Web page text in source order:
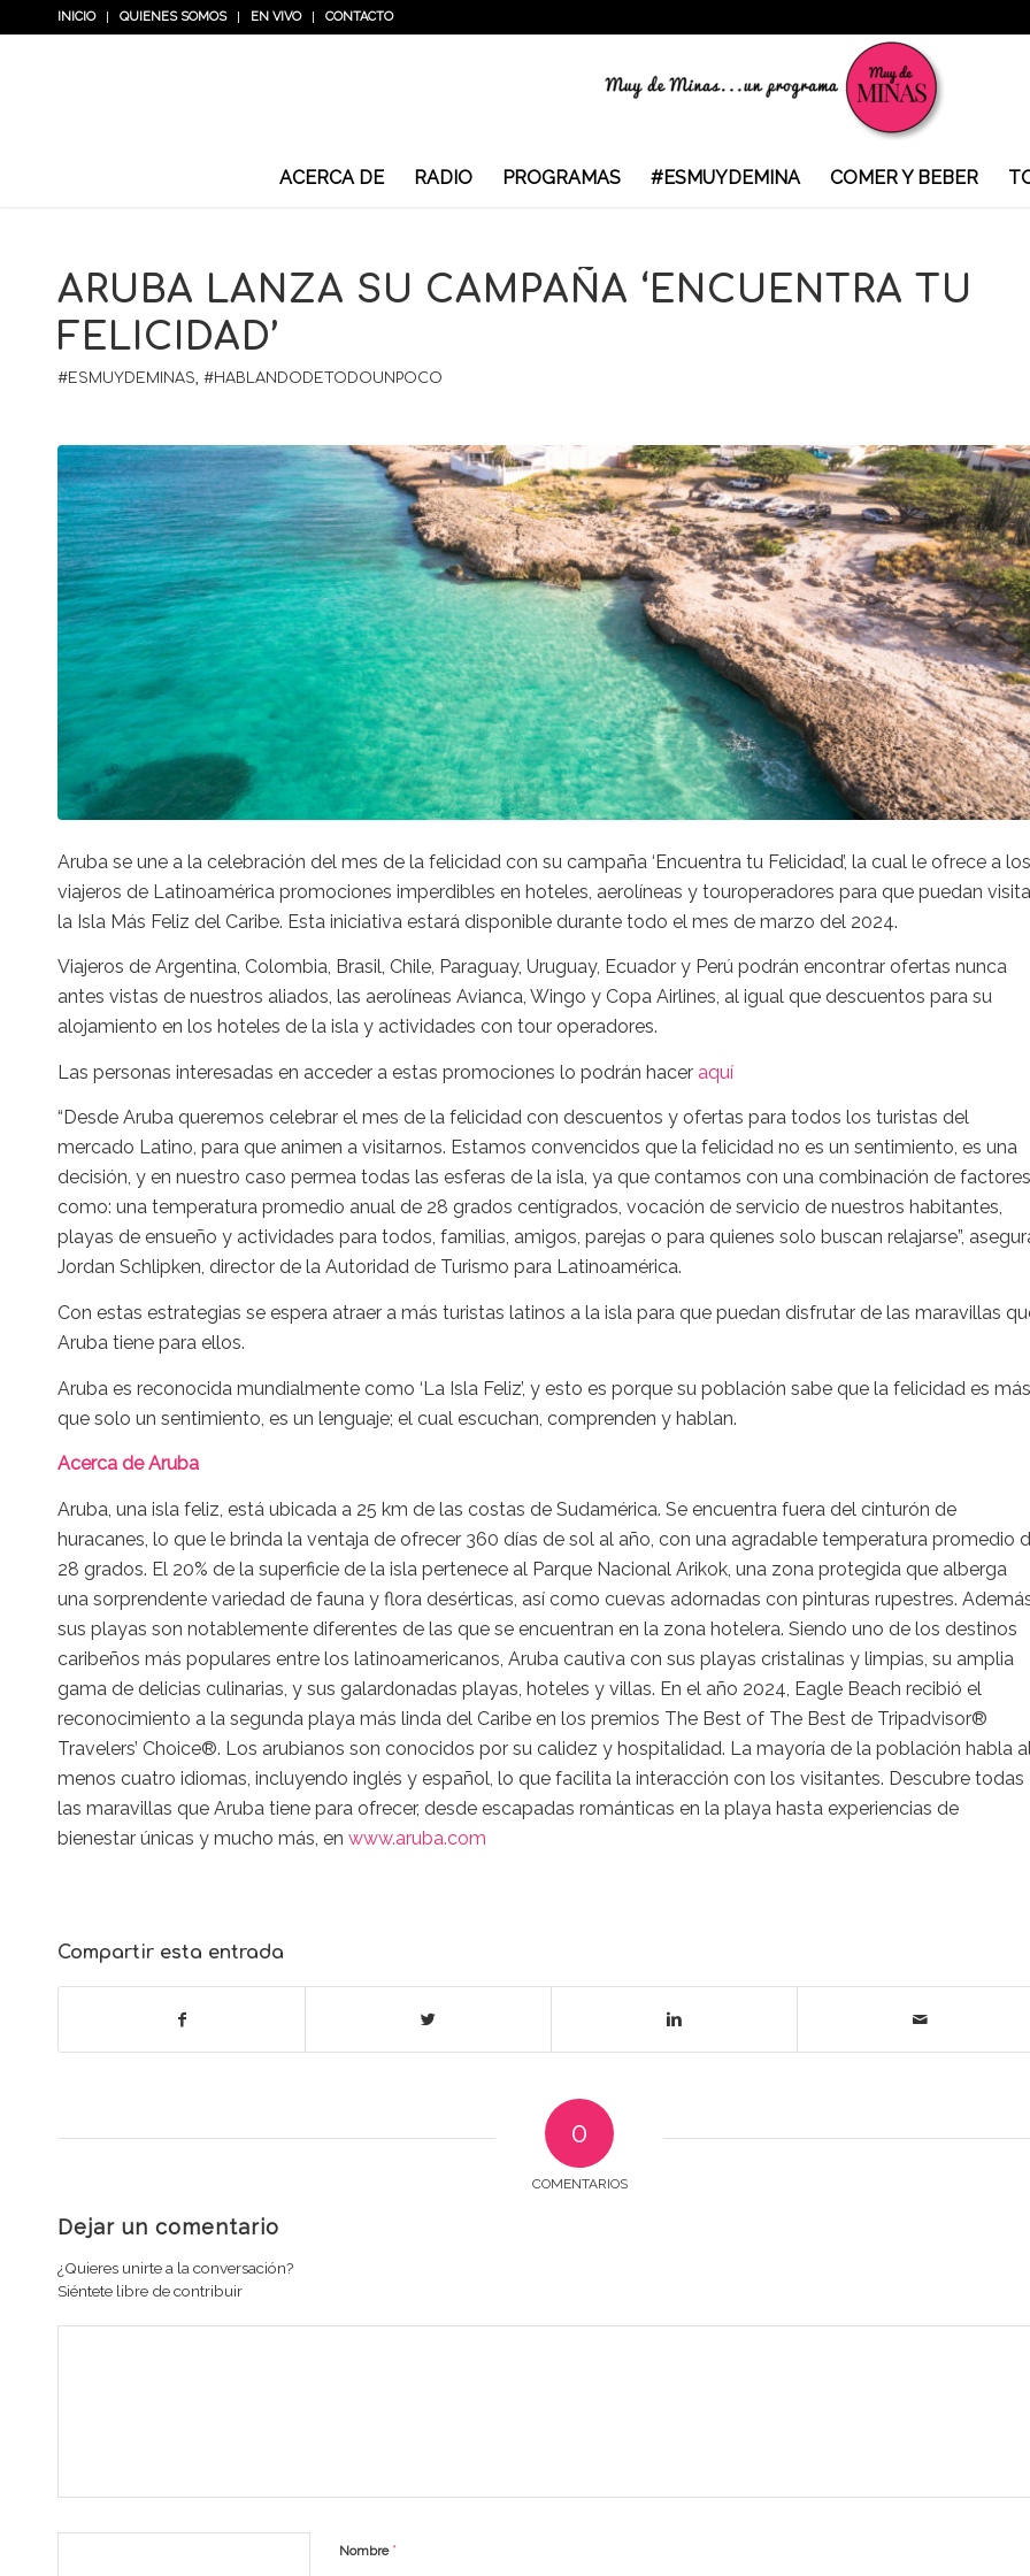
INICIO QUIENES SOMOS EN VIVO CONTACTO
ACERCA DE RADIO PROGRAMAS #ESMUYDEMINA COMER Y BEBER
ARUBA LANZA SU CAMPAÑA ‘ENCUENTRA TU
FELICIDAD’
#ESMUYDEMINAS, #HABLANDODETODOUNPOCO
Aruba se une a la celebración del mes de la felicidad con su campaña ‘Encuentra tu Felicidad’, la cual le ofrece a los
viajeros de Latinoamérica promociones imperdibles en hoteles, aerolíneas y touroperadores para que puedan
la Isla Más Feliz del Caribe. Esta iniciativa estará disponible durante todo el mes de marzo del 2024.
Viajeros de Argentina, Colombia, Brasil, Chile, Paraguay, Uruguay, Ecuador y Perú podrán encontrar ofertas nunca
antes vistas de nuestros aliados, las aerolíneas Avianca, Wingo y Copa Airlines, al igual que descuentos para su
alojamiento en los hoteles de la isla y actividades con tour operadores.
Las personas interesadas en acceder a estas promociones lo podrán hacer aquí
“Desde Aruba queremos celebrar el mes de la felicidad con descuentos y ofertas para todos los turistas del
mercado Latino, para que animen a visitarnos. Estamos convencidos que la felicidad no es un sentimiento, es una
decisión, y en nuestro caso permea todas las esferas de la isla, ya que contamos con una combinación de factores
como: una temperatura promedio anual de 28 grados centígrados, vocación de servicio de nuestros habitantes,
playas de ensueño y actividades para todos, familias, amigos, parejas o para quienes solo buscan relajarse”,
Jordan Schlipken, director de la Autoridad de Turismo para Latinoamérica.
Con estas estrategias se espera atraer a más turistas latinos a la isla para que puedan disfrutar de las maravillas
Aruba tiene para ellos.
Aruba es reconocida mundialmente como ‘La Isla Feliz’, y esto es porque su población sabe que la felicidad es más
que solo un sentimiento, es un lenguaje; el cual escuchan, comprenden y hablan.
Acerca de Aruba
Aruba, una isla feliz, está ubicada a 25 km de las costas de Sudamérica. Se encuentra fuera del cinturón de
huracanes, lo que le brinda la ventaja de ofrecer 360 días de sol al año, con una agradable temperatura promedio
28 grados. El 20% de la superficie de la isla pertenece al Parque Nacional Arikok, una zona protegida que alberga
una sorprendente variedad de fauna y flora desérticas, así como cuevas adornadas con pinturas rupestres.
sus playas son notablemente diferentes de las que se encuentran en la zona hotelera. Siendo uno de los destinos
caribeños más populares entre los latinoamericanos, Aruba cautiva con sus playas cristalinas y limpias, su amplia
gama de delicias culinarias, y sus galardonadas playas, hoteles y villas. En el año 2024, Eagle Beach recibió el
reconocimiento a la segunda playa más linda del Caribe en los premios The Best of The Best de Tripadvisor®
Travelers’ Choice®. Los arubianos son conocidos por su calidez y hospitalidad. La mayoría de la población habla
menos cuatro idiomas, incluyendo inglés y español, lo que facilita la interacción con los visitantes. Descubre todas
las maravillas que Aruba tiene para ofrecer, desde escapadas románticas en la playa hasta experiencias de
bienestar únicas y mucho más, en www.aruba.com
Compartir esta entrada
0
COMENTARIOS
Dejar un comentario
¿Quieres unirte a la conversación?
Siéntete libre de contribuir
Nombre *